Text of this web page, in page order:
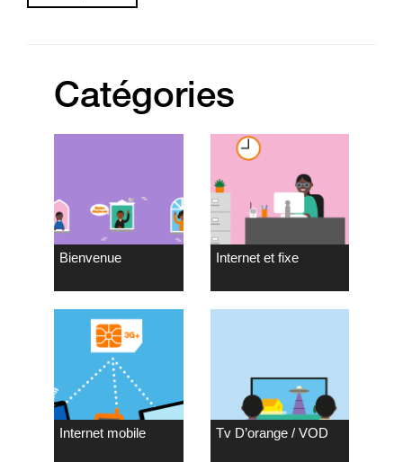
Catégories
Bienvenue Internet et fixe
Internet mobile Tv D’orange / VOD